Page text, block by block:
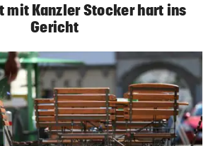
mit Kanzler Stocker hart ins
Gericht